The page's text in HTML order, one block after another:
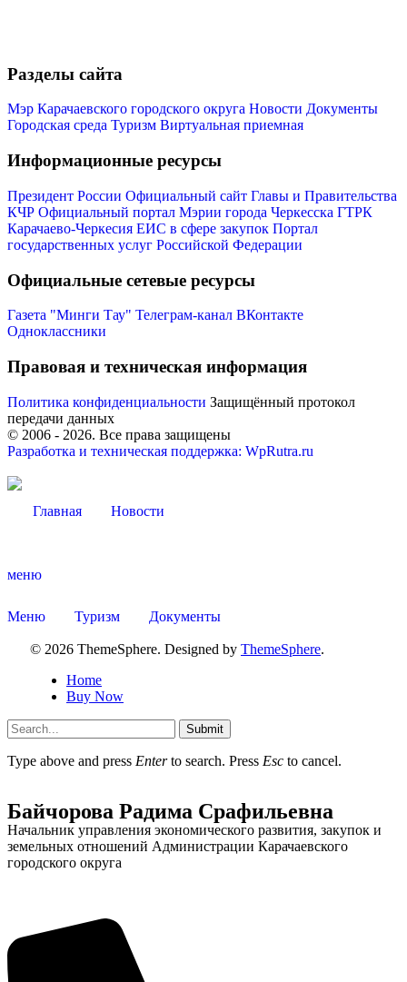
Разделы сайта
Мэр Карачаевского городского округа Новости Документы
Городская среда Туризм Виртуальная приемная
Информационные ресурсы
Президент России Официальный сайт Главы и Правительства
КЧР Официальный портал Мэрии города Черкесска ГТРК
Карачаево-Черкесия ЕИС в сфере закупок Портал
государственных услуг Российской Федерации
Официальные сетевые ресурсы
Газета "Минги Тау" Телеграм-канал ВКонтакте
Одноклассники
Правовая и техническая информация
Политика конфиденциальности Защищённый протокол
передачи данных
© 2006 - 2026. Все права защищены
Разработка и техническая поддержка: WpRutra.ru
Главная Новости
меню
Меню Туризм Документы
© 2026 ThemeSphere. Designed by ThemeSphere.
Home
Buy Now
Submit
Type above and press Enterto search. Press Esc to cancel.
Туризм
Байчорова Радима Срафильевна
Начальник управления экономического развития, закупок и
земельных отношений Администрации Карачаевского
городского округа